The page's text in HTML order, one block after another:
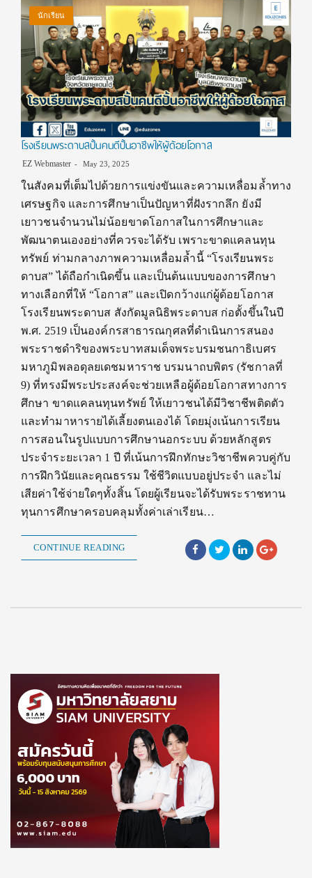
นักเรียน
โรงเรียนพระดาบสปั้นคนดีปั้นอาชีพให้ผู้ด้อยโอกาส
EZ Webmaster May 23, 2025
ในสังคมที่เต็มไปด้วยการแข่งขันและความเหลื่อมล้ำทาง
เศรษฐกิจ และการศึกษาเป็นปัญหาที่ฝังรากลึก ยังมี
เยาวชนจำนวนไม่น้อยขาดโอกาสในการศึกษาและ
พัฒนาตนเองอย่างที่ควรจะได้รับ เพราะขาดแคลนทุน
ทรัพย์ ท่ามกลางภาพความเหลื่อมล้ำนี้ “โรงเรียนพระ
ดาบส” ได้ถือกำเนิดขึ้น และเป็นต้นแบบของการศึกษา
ทางเลือกที่ให้ “โอกาส” และเปิดกว้างแก่ผู้ด้อยโอกาส
โรงเรียนพระดาบส สังกัดมูลนิธิพระดาบส ก่อตั้งขึ้นในปี
พ.ศ. 2519 เป็นองค์กรสาธารณกุศลที่ดำเนินการสนอง
พระราชดำริของพระบาทสมเด็จพระบรมชนกาธิเบศร
มหาภูมิพลอดุลยเดชมหาราช บรมนาถบพิตร (รัชกาลที่
9) ที่ทรงมีพระประสงค์จะช่วยเหลือผู้ด้อยโอกาสทางการ
ศึกษา ขาดแคลนทุนทรัพย์ ให้เยาวชนได้มีวิชาชีพติดตัว
และทำมาหารายได้เลี้ยงตนเองได้ โดยมุ่งเน้นการเรียน
การสอนในรูปแบบการศึกษานอกระบบ ด้วยหลักสูตร
ประจำระยะเวลา 1 ปี ที่เน้นการฝึกทักษะวิชาชีพควบคู่กับ
การฝึกวินัยและคุณธรรม ใช้ชีวิตแบบอยู่ประจำ และไม่
เสียค่าใช้จ่ายใดๆทั้งสิ้น โดยผู้เรียนจะได้รับพระราชทาน
ทุนการศึกษาครอบคลุมทั้งค่าเล่าเรียน…
CONTINUE READING